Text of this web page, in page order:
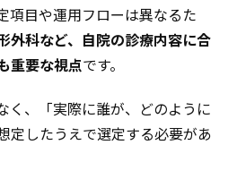
項目や運用フローは異なるた
外科など、自院の診療内容に合
重要な視点です。
く、「実際に誰が、どのように
定したうえで選定する必要があ